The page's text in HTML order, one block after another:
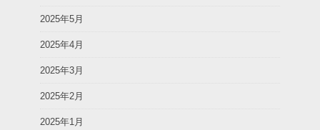
2025年5月
2025年4月
2025年3月
2025年2月
2025年1月